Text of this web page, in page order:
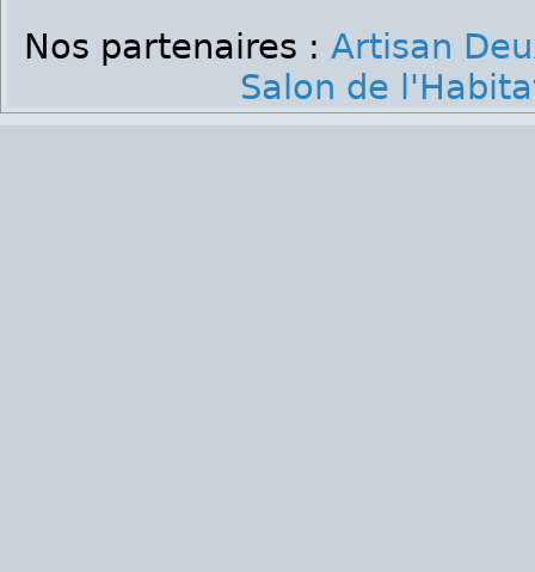
Nos partenaires : Artisan
Salon de